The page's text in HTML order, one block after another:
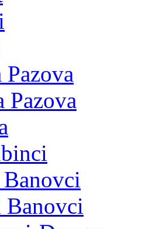
Pazova
Pazova